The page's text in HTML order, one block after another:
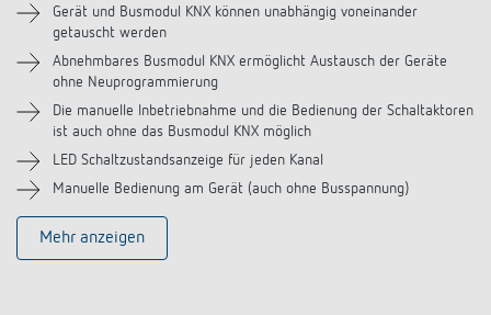
Gerät und Busmodul KNX können unabhängig voneinander
getauscht werden
Abnehmbares Busmodul KNX ermöglicht Austausch der Geräte
ohne Neuprogrammierung
Die manuelle Inbetriebnahme und die Bedienung der Schaltaktoren
ist auch ohne das Busmodul KNX möglich
LED Schaltzustandsanzeige für jeden Kanal
Manuelle Bedienung am Gerät (auch ohne Busspannung)
Mehr anzeigen